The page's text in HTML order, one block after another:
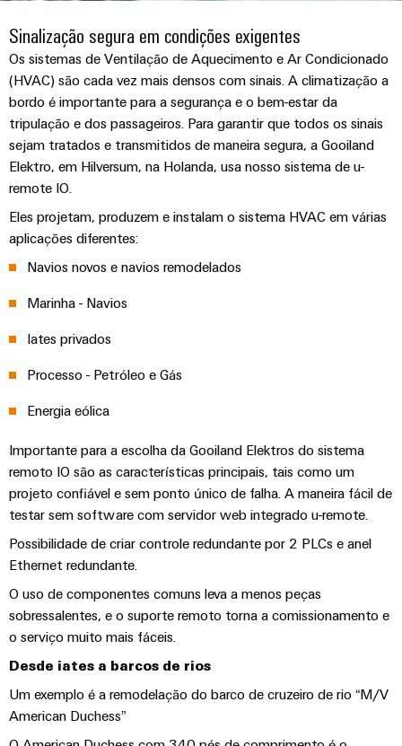
e
soluções
podem
ser
experimentadas.
Armazenamento
de
e
produtos
sistemas
armazenamento
energia
de
Soluções
modernas
e
digitais
uma
mobilidade
nos
transportes
ferroviários
Centro
de
dados
IN
Tecnologia
de
conexão
PUSH
IN
de
ponta
u-
OS
Micro
DC
Industrial
Single
Pair
Ethernet
Quadro
e
campo
Construção
inteligente
de
PCB
e
terminais
PCB
Sistemas
e
de
caixas
Sistemas
e
para
entrada
cabos
Cabo
de
conexão,
cabos
de
ligação
e
cabos
Cablagem
sistema
CLP
personalizados
Serviço
de
Entrega
Rápida
Consultoria
e
engenharia
Consultoria
conectividade
engenharia
Weidmüller
Configurator
Serviços
de
PCB
Serviços
de
laboratório
Vendas
Informações
Legais
e
Políticas
de
Privacidade
Promoções
e
Conexel
by
Weidmüller
Conector
de
emenda
DPS
Linha
Luminárias
Linha
Conexel
GERAL
Downloads
Catálogos
Certificações
e
Aprovações
Distribuição
Centro-
Oeste
Região
Norte
Região
VISÃO
Empresa
Fatos
e
números
Sustentabilidade
Weidmüller
Recursos
Humanos
Conformidade
Locais
Informação
de
e
Certificados
Orange
Mag
|
do
cliente
Nosso
gerenciamento
Carreira
Sinalização segura em condições exigentes
Os sistemas de Ventilação de Aquecimento e Ar Condicionado
(HVAC) são cada vez mais densos com sinais. A climatização a
bordo é importante para a segurança e o bem-estar da
tripulação e dos passageiros. Para garantir que todos os sinais
sejam tratados e transmitidos de maneira segura, a Gooiland
Elektro, em Hilversum, na Holanda, usa nosso sistema de u-
remote IO.
Eles projetam, produzem e instalam o sistema HVAC em várias
aplicações diferentes:
Navios novos e navios remodelados
Marinha - Navios
Iates privados
Processo - Petróleo e Gás
Energia eólica
Importante para a escolha da Gooiland Elektros do sistema
remoto IO são as características principais, tais como um
projeto confiável e sem ponto único de falha. A maneira fácil de
testar sem software com servidor web integrado u-remote.
Possibilidade de criar controle redundante por 2 PLCs e anel
Ethernet redundante.
O uso de componentes comuns leva a menos peças
sobressalentes, e o suporte remoto torna a comissionamento e
o serviço muito mais fáceis.
Desde iates a barcos de rios
Um exemplo é a remodelação do barco de cruzeiro de rio “M/V
American Duchess”